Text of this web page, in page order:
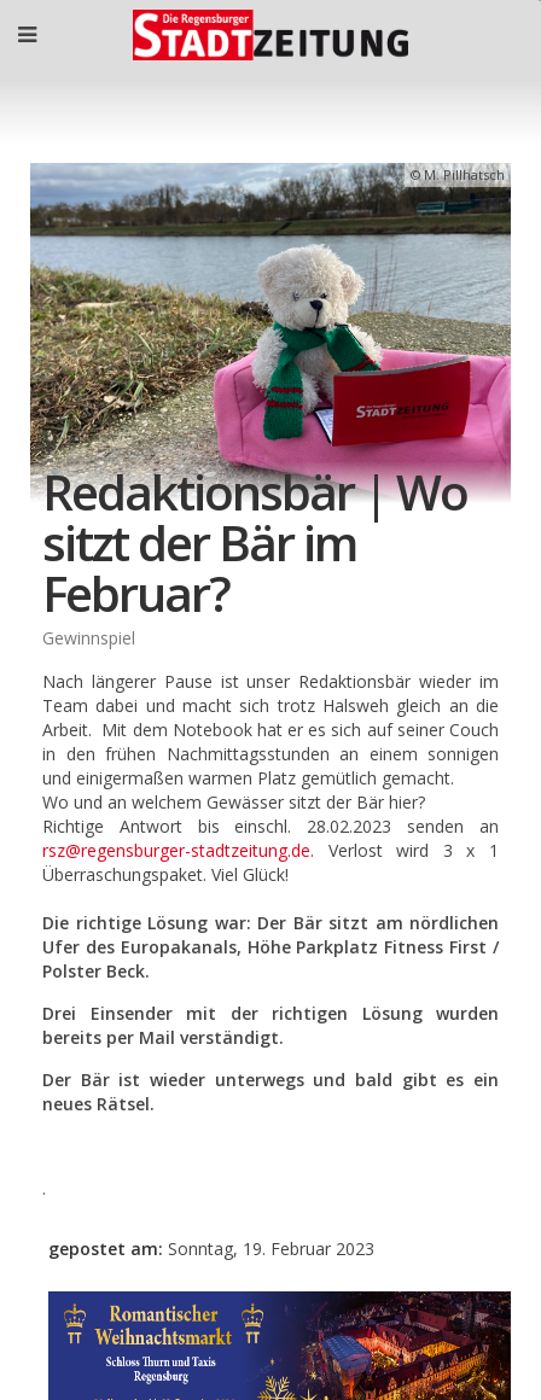
M. Pillhatsch
Redaktionsbär | Wo
sitzt der Bär im
Februar?
Gewinnspiel
Nach längerer Pause ist unser Redaktionsbär wieder im
Team dabei und macht sich trotz Halsweh gleich an die
Arbeit. Mit dem Notebook hat er es sich auf seiner Couch
in den frühen Nachmittagsstunden an einem sonnigen
und einigermaßen warmen Platz gemütlich gemacht.
Wo und an welchem Gewässer sitzt der Bär hier?
Richtige Antwort bis einschl. 28.02.2023 senden an
rsz@regensburger-stadtzeitung.de. Verlost wird 3 x 1
Überraschungspaket. Viel Glück!
Die richtige Lösung war: Der Bär sitzt am nördlichen
Ufer des Europakanals, Höhe Parkplatz Fitness First /
Polster Beck.
Drei Einsender mit der richtigen Lösung wurden
bereits per Mail verständigt.
Der Bär ist wieder unterwegs und bald gibt es ein
neues Rätsel.
.
gepostet am: Sonntag, 19. Februar 2023
- Anzeige -